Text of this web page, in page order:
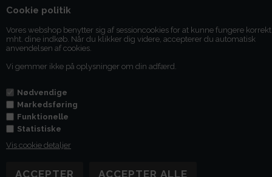
Cookie politik
Vores webshop benytter sig af sessioncookies for at kunne fungere korrekt
mht. dine indkøb. Når du klikker dig videre, accepterer du automatisk
anvendelsen af cookies.
Vi gemmer ikke på oplysninger om din adfærd.
Nødvendige
Markedsføring
Funktionelle
Statistiske
Vis cookie detaljer
Jeg acceptererbetingelserne